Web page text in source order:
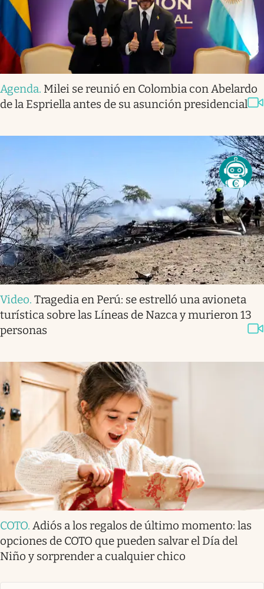
Agenda. Milei se reunió en Colombia con Abelardo
de la Espriella antes de su asunción presidencial
Video. Tragedia en Perú: se estrelló una avioneta
turística sobre las Líneas de Nazca y murieron 13
personas
COTO. Adiós a los regalos de último momento: las
opciones de COTO que pueden salvar el Día del
Niño y sorprender a cualquier chico